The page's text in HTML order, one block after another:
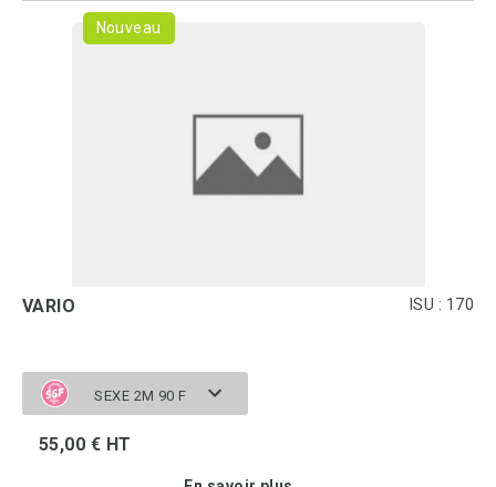
Nouveau
VARIO ISU : 170
SEXE 2M 90 F
55,00 € HT